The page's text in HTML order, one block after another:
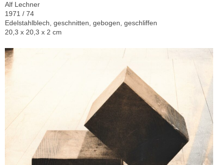
Alf Lechner
1971 / 74
Edelstahlblech, geschnitten, gebogen, geschliffen
20,3 x 20,3 x 2 cm